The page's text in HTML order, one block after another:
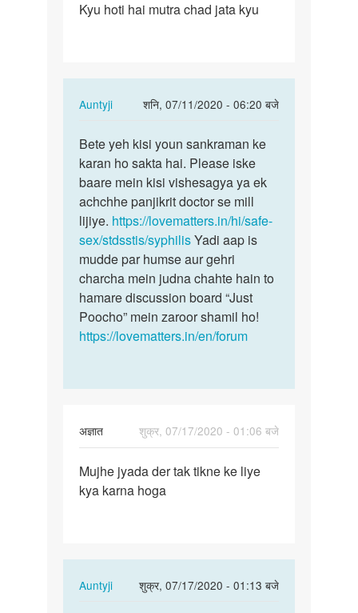
uttejna
Kyu hoti hai mutra chad jata kyu
Auntyji
शनि, 07/11/2020 - 06:20 बजे
In
to
Ling
uttejna
ke
badh
ling…
by
M.s
Bete
yeh
kisi
youn
sankraman…
Bete yeh kisi youn sankraman ke
karan ho sakta hai. Please iske
baare mein kisi vishesagya ya ek
achchhe panjikrit doctor se mill
lijiye. https://lovematters.in/hi/safe-
sex/stdsstis/syphilisYadi aap is
mudde par humse aur gehri
charcha mein judna chahte hain to
hamare discussion board “Just
Poocho” mein zaroor shamil ho!
https://lovematters.in/en/forum
अज्ञात
शुक्र, 07/17/2020 - 01:06 बजे
Mujhe
jyada
Mujhe jyada der tak tikne ke liye
kya karna hoga
Auntyji
शुक्र, 07/17/2020 - 01:13 बजे
In